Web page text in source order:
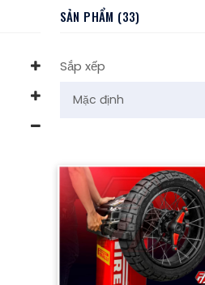
SẢN PHẨM (33)
Sắp xếp